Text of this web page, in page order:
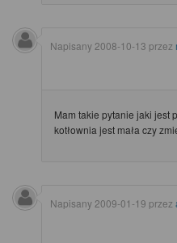
Napisany2008-10-13 przez
Mam takie pytanie jaki jest
kotłownia jest mała czy
Napisany2009-01-19 przez